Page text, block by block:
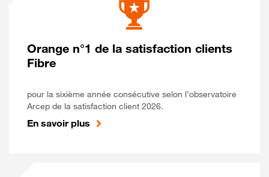
Orange n°1 de la satisfaction clients
Fibre
pour la sixième année consécutive selon l’observatoire
Arcep de la satisfaction client 2026.
En savoir plus